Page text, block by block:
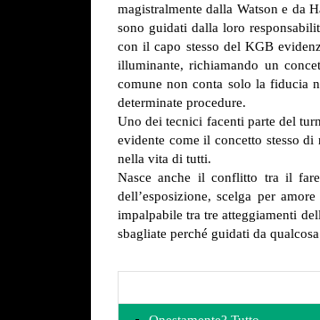
magistralmente dalla Watson e da
sono guidati dalla loro
con il capo stesso del KGB
illuminante, richiamando un
comune non conta solo la fiducia
determinate procedure.
Uno dei tecnici facenti parte del
evidente come il concetto stesso
nella vita di tutti.
Nasce anche il conflitto tra il
dell’esposizione, scelga per
impalpabile tra tre atteggiamenti
sbagliate perché guidati da